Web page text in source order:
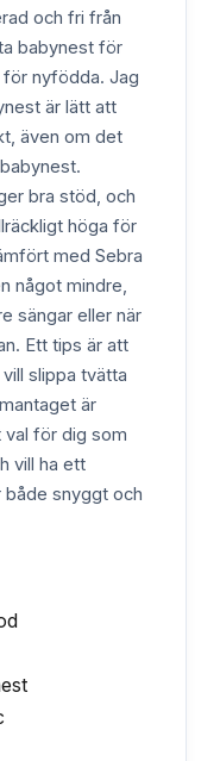
och fri från
babynest för
för nyfödda. Jag
är lätt att
även om det
bra stöd, och
höga för
med Sebra
något mindre,
sängar eller när
Ett tips är att
slippa tvätta
är
för dig som
vill ha ett
snyggt och